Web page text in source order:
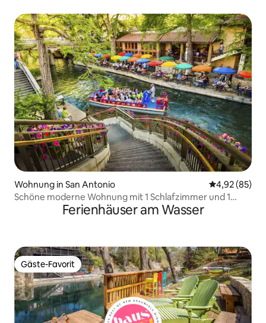
Wohnung in San Antonio
4,92 (85)
Schöne moderne Wohnung mit 1 Schlafzimmer und 1
BadezimmerFerienhäuser am Wasser
Gäste-Favorit
Gäste-Favorit